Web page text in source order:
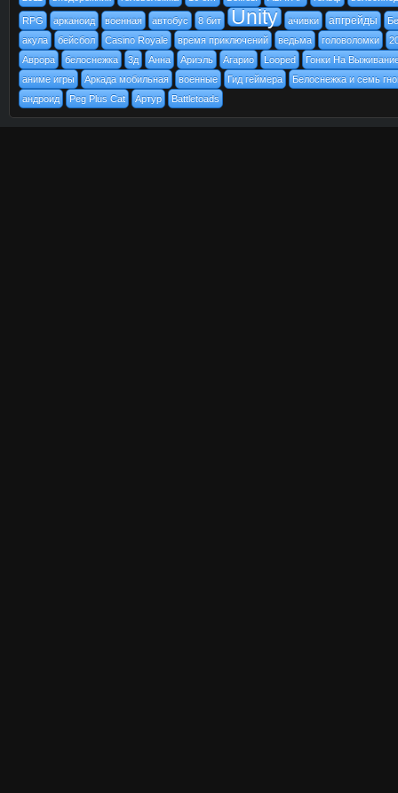
RPG арканоид военная автобус 8 бит Unity ачивки апгрейды
акула
бейсбол Casino Royale время приключений ведьма головоломки
Аврора
белоснежка 3д Анна Ариэль Агарио Looped
Гонки На
аниме игры
Аркада мобильная военные Гид геймера
Белоснежка и семь
андроид
Peg Plus Cat Артур Battletoads